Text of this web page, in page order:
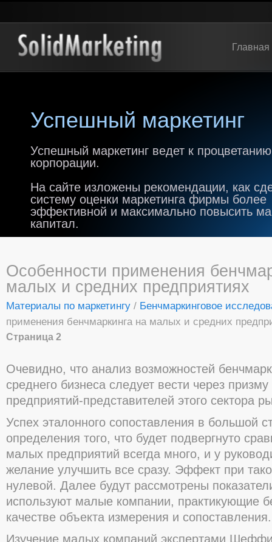
Главная
Успешный маркетинг
Успешный маркетинг ведет к процветанию
корпорации.
На сайте изложены рекомендации, как
систему оценки маркетинга фирмы более
эффективной и максимально повысить
капитал.
Особенности применения
малых и средних предприятиях
Материалы по маркетингу / Бенчмаркинговое
применения бенчмаркинга на малых и средних
Страница 2
Очевидно, что анализ возможностей
среднего бизнеса следует вести через
предприятий-представителей этого сектора
Успех эталонного сопоставления в большой
определения того, что будет подвергнуто
малых предприятий всегда много, и у
желание улучшить все сразу. Эффект при
нулевой. Далее будут рассмотрены
используют малые компании, практикующие
качестве объекта измерения и сопоставления.
Изучение малых компаний экспертами